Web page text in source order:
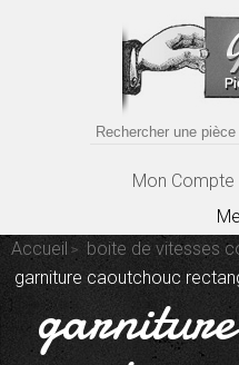
Mon Compte
Accueil
boite de vitesses
garniture caoutchouc
garniture